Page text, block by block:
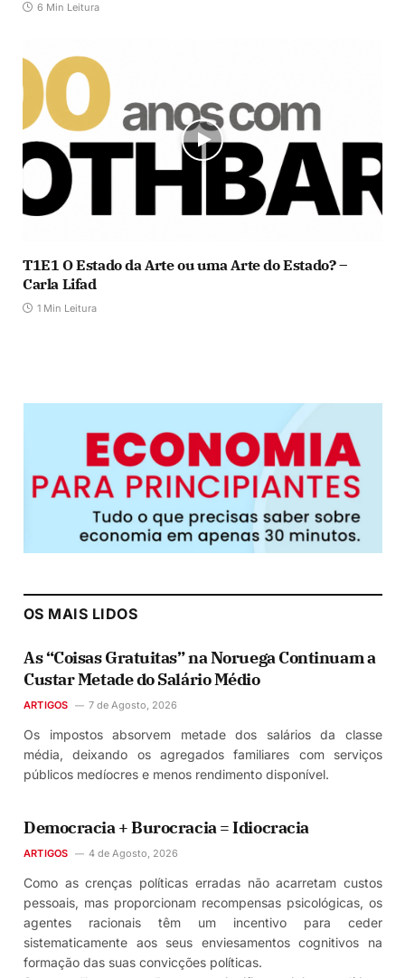
6 Min Leitura
T1E1 O Estado da Arte ou uma Arte do Estado? –
Carla Lifad
1 Min Leitura
OS MAIS LIDOS
As “Coisas Gratuitas” na Noruega Continuam a
Custar Metade do Salário Médio
ARTIGOS 7 de Agosto, 2026
Os impostos absorvem metade dos salários da classe
média, deixando os agregados familiares com serviços
públicos medíocres e menos rendimento disponível.
Democracia + Burocracia = Idiocracia
ARTIGOS 4 de Agosto, 2026
Como as crenças políticas erradas não acarretam custos
pessoais, mas proporcionam recompensas psicológicas, os
agentes racionais têm um incentivo para ceder
sistematicamente aos seus enviesamentos cognitivos na
formação das suas convicções políticas.